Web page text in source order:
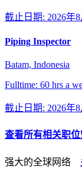
截止日期: 2026年8
Piping Inspector
Batam, Indonesia
Fulltime: 60 hrs a
截止日期: 2026年8
查看所有相关职
强大的全球网络